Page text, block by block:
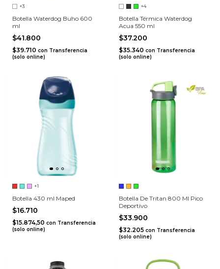
+3
Botella Waterdog Buho 600
ml
$41.800
$39.710 con Transferencia
(solo online)
+4
Botella Térmica Waterdog
Acua 550 ml
$37.200
$35.340 con Transferencia
(solo online)
+1
Botella 430 ml Maped
$16.710
$15.874,50 con Transferencia
(solo online)
Botella De Tritan 800 Ml Pico
Deportivo
$33.900
$32.205 con Transferencia
(solo online)